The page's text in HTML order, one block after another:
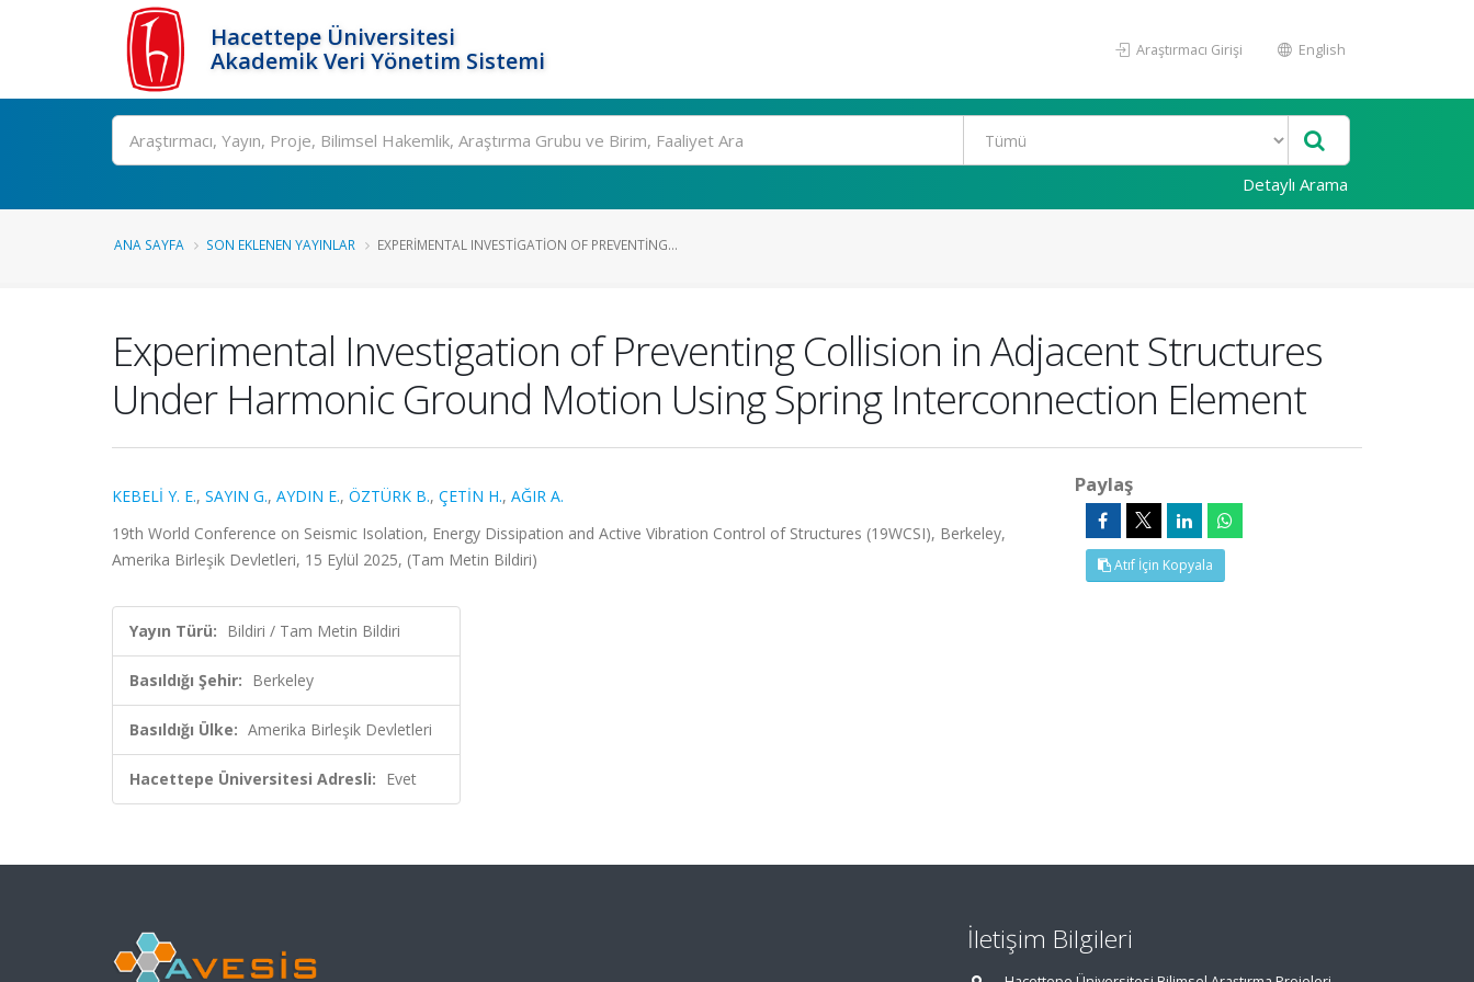
Hacettepe Üniversitesi
Akademik Veri Yönetim Sistemi
Araştırmacı Girişi English
Ara
Detaylı Arama
ANA SAYFA SON EKLENEN YAYINLAR EXPERIMENTAL INVESTIGATION OF PREVENTING...
Experimental Investigation of Preventing Collision in Adjacent Structures
Under Harmonic Ground Motion Using Spring Interconnection Element
KEBELİ Y. E., SAYIN G., AYDIN E., ÖZTÜRK B., ÇETİN H., AĞIR A.
19th World Conference on Seismic Isolation, Energy Dissipation and Active Vibration Control of Structures (19WCSI), Berkeley,
Amerika Birleşik Devletleri, 15 Eylül 2025, (Tam Metin Bildiri)
Yayın Türü: Bildiri / Tam Metin Bildiri
Basıldığı Şehir: Berkeley
Basıldığı Ülke: Amerika Birleşik Devletleri
Hacettepe Üniversitesi Adresli: Evet
Paylaş
Atıf İçin Kopyala
İletişim Bilgileri